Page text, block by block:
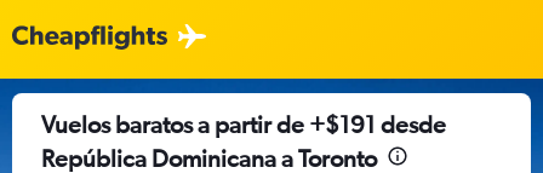
Vuelos baratos a partir de +$191 desde
República Dominicana a Toronto